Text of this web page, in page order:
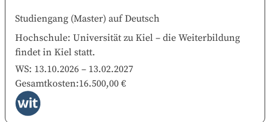
Studiengang (Master) auf Deutsch
Hochschule: Universität zu Kiel – die Weiterbildung
findet in Kiel statt.
WS: 13.10.2026 – 13.02.2027
Gesamtkosten:16.500,00 €